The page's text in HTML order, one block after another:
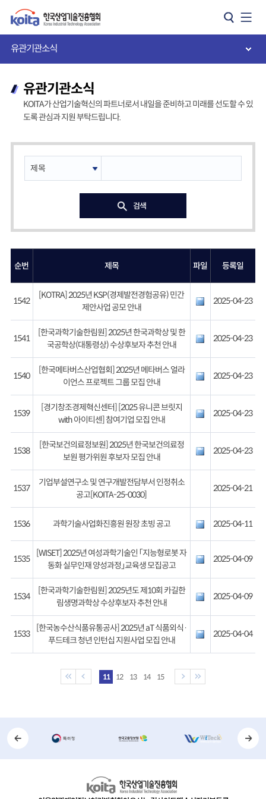
유관기관소식
유관기관소식
KOITA가 산업기술혁신의 파트너로서 내일을 준비하고 미래를 선도할 수 있
도록 관심과 지원 부탁드립니다.
검색
순번 제목 파일 등록일
1542
[KOTRA] 2025년 KSP(경제발전경험공유) 민간
제안사업 공모 안내
2025-04-23
1541
[한국과학기술한림원] 2025년 한국과학상 및 한
국공학상(대통령상) 수상후보자 추천 안내
2025-04-23
1540
[한국메타버스산업협회] 2025년 메타버스 얼라
이언스 프로젝트 그룹 모집 안내
2025-04-23
1539
[경기창조경제혁신센터] [2025 유니콘 브릿지
with 아이티센] 참여기업 모집 안내
2025-04-23
1538
[한국보건의료정보원] 2025년 한국보건의료정
보원 평가위원 후보자 모집 안내
2025-04-23
1537
기업부설연구소 및 연구개발전담부서 인정취소
공고[KOITA-25-0030]
2025-04-21
1536 과학기술사업화진흥원 원장 초빙 공고 2025-04-11
1535
[WISET] 2025년 여성과학기술인 「지능형로봇 자
동화 실무인재 양성과정」교육생 모집공고
2025-04-09
1534
[한국과학기술한림원] 2025년도 제10회 카길한
림생명과학상 수상후보자 추천 안내
2025-04-09
1533
[한국농수산식품유통공사] 2025년 aT 식품외식·
푸드테크 청년 인턴십 지원사업 모집 안내
2025-04-04
11 12 13 14 15